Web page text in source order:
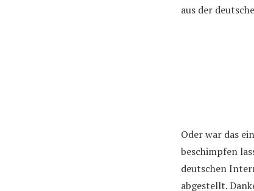
aus der
Oder war das
beschimpfen
deutschen
abgestellt.